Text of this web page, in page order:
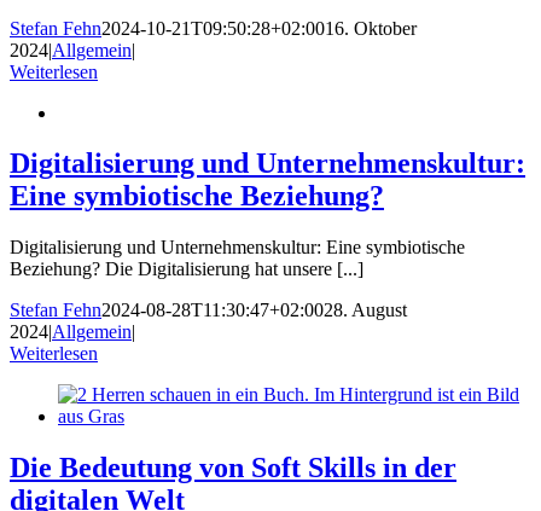
Stefan Fehn2024-10-21T09:50:28+02:0016. Oktober
2024|Allgemein|
Weiterlesen
Digitalisierung und Unternehmenskultur:
Eine symbiotische Beziehung?
Digitalisierung und Unternehmenskultur: Eine symbiotische
Beziehung? Die Digitalisierung hat unsere [...]
Stefan Fehn2024-08-28T11:30:47+02:0028. August
2024|Allgemein|
Weiterlesen
Die Bedeutung von Soft Skills in der
digitalen Welt